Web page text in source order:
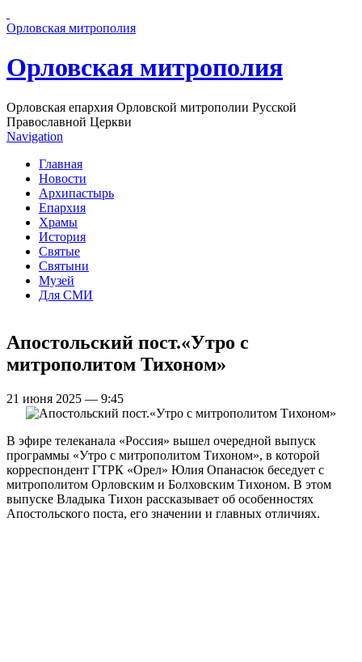
Орловская митрополия
Орловская митрополия
Орловская епархия Орловской митрополии Русской
Православной Церкви
Navigation
Главная
Новости
Архипастырь
Епархия
Храмы
История
Святые
Святыни
Музей
Для СМИ
Апостольский пост.«Утро с
митрополитом Тихоном»
21 июня 2025 — 9:45
В эфире телеканала «Россия» вышел очередной выпуск
программы «Утро с митрополитом Тихоном», в которой
корреспондент ГТРК «Орел» Юлия Опанасюк беседует с
митрополитом Орловским и Болховским Тихоном. В этом
выпуске Владыка Тихон рассказывает об особенностях
Апостольского поста, его значении и главных отличиях.